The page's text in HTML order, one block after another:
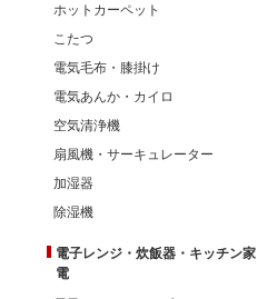
ホットカーペット
こたつ
電気毛布・膝掛け
電気あんか・カイロ
空気清浄機
扇風機・サーキュレーター
加湿器
除湿機
電子レンジ・炊飯器・キッチン家
電